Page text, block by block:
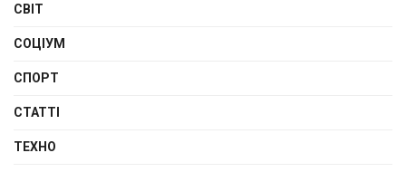
СВІТ
СОЦІУМ
СПОРТ
СТАТТІ
ТЕХНО